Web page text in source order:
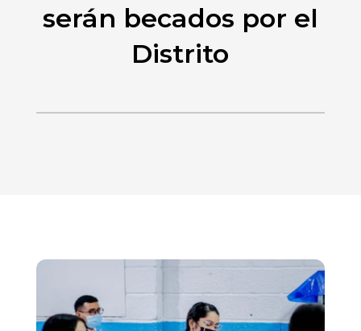
serán becados por el
Distrito